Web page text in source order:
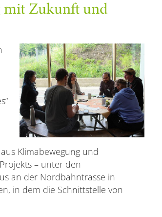
mit Zukunft und
Klimabewegung und
– unter den
an der Nordbahntrasse in
in dem die Schnittstelle von